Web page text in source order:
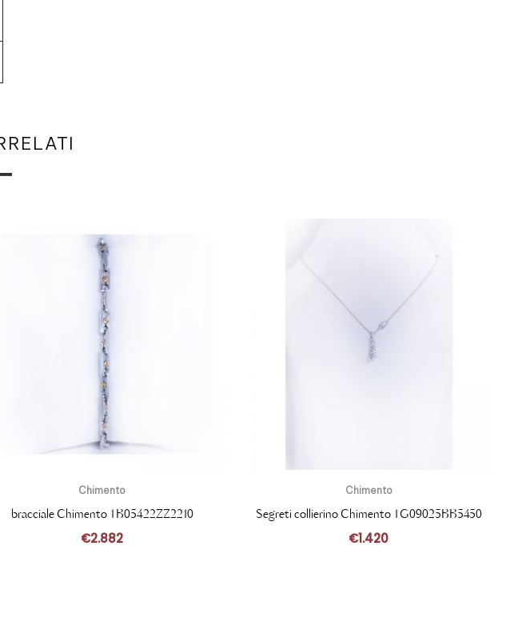
Chimento
bracciale Chimento 1B05422ZZ2210
€2.882
Chimento
Segreti collierino Chimento 1G09025BB5450
€1.420